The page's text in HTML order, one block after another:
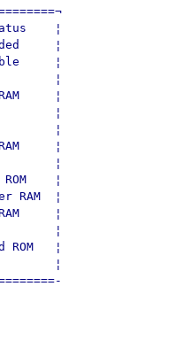
¦
¦
¦
¦
¦
¦
¦
¦
¦
¦
RAM  ¦
¦
¦
ROM   ¦
¦